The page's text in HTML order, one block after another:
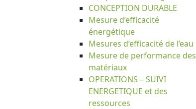
CONCEPTION DURABLE
Mesure d’efficacité
énergétique
Mesures d’efficacité de l’eau
Mesure de performance des
matériaux
OPERATIONS – SUIVI
ENERGETIQUE et des
ressources